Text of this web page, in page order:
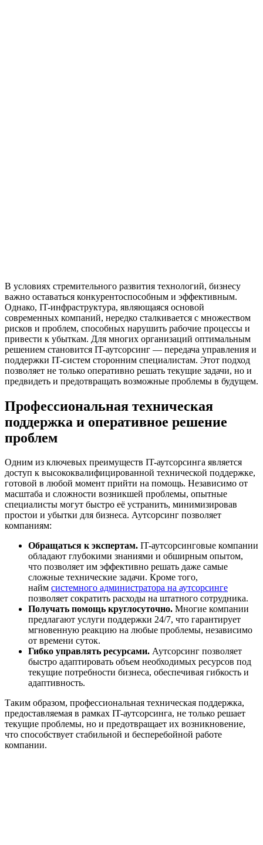
В условиях стремительного развития технологий, бизнесу
важно оставаться конкурентоспособным и эффективным.
Однако, IT-инфраструктура, являющаяся основой
современных компаний, нередко сталкивается с множеством
рисков и проблем, способных нарушить рабочие процессы и
привести к убыткам. Для многих организаций оптимальным
решением становится IT-аутсорсинг — передача управления и
поддержки IT-систем сторонним специалистам. Этот подход
позволяет не только оперативно решать текущие задачи, но и
предвидеть и предотвращать возможные проблемы в будущем.
Профессиональная техническая
поддержка и оперативное решение
проблем
Одним из ключевых преимуществ IT-аутсорсинга является
доступ к высококвалифицированной технической поддержке,
готовой в любой момент прийти на помощь. Независимо от
масштаба и сложности возникшей проблемы, опытные
специалисты могут быстро её устранить, минимизировав
простои и убытки для бизнеса. Аутсорсинг позволяет
компаниям:
Обращаться к экспертам. IT-аутсорсинговые компании
обладают глубокими знаниями и обширным опытом,
что позволяет им эффективно решать даже самые
сложные технические задачи. Кроме того,
найм системного администратора на аутсорсинге
позволяет сократить расходы на штатного сотрудника.
Получать помощь круглосуточно. Многие компании
предлагают услуги поддержки 24/7, что гарантирует
мгновенную реакцию на любые проблемы, независимо
от времени суток.
Гибко управлять ресурсами. Аутсорсинг позволяет
быстро адаптировать объем необходимых ресурсов под
текущие потребности бизнеса, обеспечивая гибкость и
адаптивность.
Таким образом, профессиональная техническая поддержка,
предоставляемая в рамках IT-аутсорсинга, не только решает
текущие проблемы, но и предотвращает их возникновение,
что способствует стабильной и бесперебойной работе
компании.